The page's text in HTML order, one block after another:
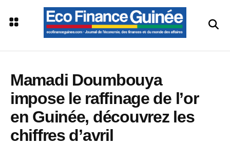
Mamadi Doumbouya
impose le raffinage de l’or
en Guinée, découvrez les
chiffres d’avril